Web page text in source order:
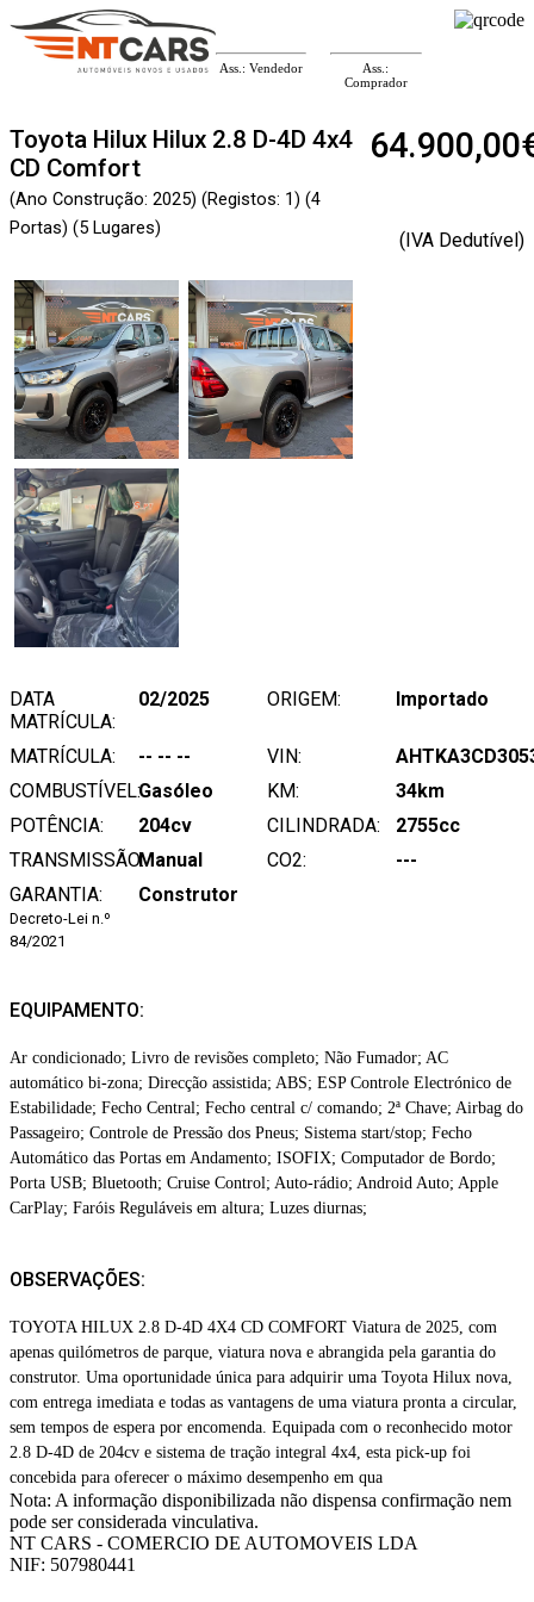
Ass.: Vendedor
Ass.:
Comprador
Toyota Hilux Hilux 2.8 D-4D 4x4
CD Comfort
(Ano Construção: 2025) (Registos: 1) (4
Portas) (5 Lugares)
(IVA Dedutível)
DATA
MATRÍCULA:
02/2025 ORIGEM: Importado
MATRÍCULA: -- -- -- VIN:
COMBUSTÍVEL:Gasóleo KM:
34km
POTÊNCIA:
204cv CILINDRADA:
2755cc
TRANSMISSÃO:Manual CO2:
---
GARANTIA:
Decreto-Lei n.º
84/2021
Construtor
EQUIPAMENTO:
Ar condicionado; Livro de revisões completo; Não Fumador; AC
automático bi-zona; Direcção assistida; ABS; ESP Controle Electrónico de
Estabilidade; Fecho Central; Fecho central c/ comando; 2ª Chave; Airbag do
Passageiro; Controle de Pressão dos Pneus; Sistema start/stop; Fecho
Automático das Portas em Andamento; ISOFIX; Computador de Bordo;
Porta USB; Bluetooth; Cruise Control; Auto-rádio; Android Auto; Apple
CarPlay; Faróis Reguláveis em altura; Luzes diurnas;
OBSERVAÇÕES:
TOYOTA HILUX 2.8 D-4D 4X4 CD COMFORT Viatura de 2025, com
apenas quilómetros de parque, viatura nova e abrangida pela garantia do
construtor. Uma oportunidade única para adquirir uma Toyota Hilux nova,
com entrega imediata e todas as vantagens de uma viatura pronta a circular,
sem tempos de espera por encomenda. Equipada com o reconhecido motor
2.8 D-4D de 204cv e sistema de tração integral 4x4, esta pick-up foi
concebida para oferecer o máximo desempenho em qua
Nota: A informação disponibilizada não dispensa confirmação nem
pode ser considerada vinculativa.
NT CARS - COMERCIO DE AUTOMOVEIS LDA
NIF: 507980441